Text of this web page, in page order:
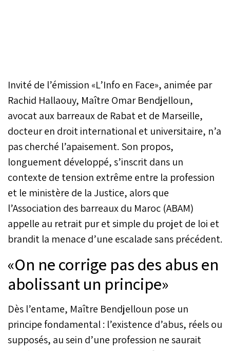
Invité de l’émission «L’Info en Face», animée par
Rachid Hallaouy, Maître Omar Bendjelloun,
avocat aux barreaux de Rabat et de Marseille,
docteur en droit international et universitaire, n’a
pas cherché l’apaisement. Son propos,
longuement développé, s’inscrit dans un
contexte de tension extrême entre la profession
et le ministère de la Justice, alors que
l’Association des barreaux du Maroc (ABAM)
appelle au retrait pur et simple du projet de loi et
brandit la menace d’une escalade sans précédent.
«On ne corrige pas des abus en
abolissant un principe»
Dès l’entame, Maître Bendjelloun pose un
principe fondamental : l’existence d’abus, réels ou
supposés, au sein d’une profession ne saurait